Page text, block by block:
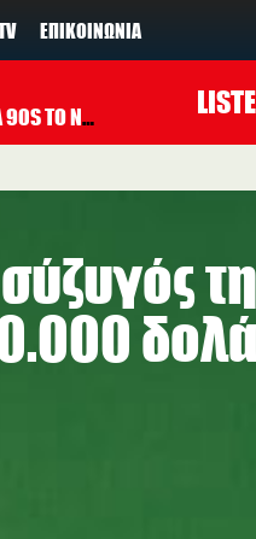
ΕΠΙΚΟΙΝΩΝΊΑ
KISS MUSIC NON STOP, ΜΕ 55 ΛΕΠΤΑ 90S TO NOW ΚΑΘΕ ΩΡΑ